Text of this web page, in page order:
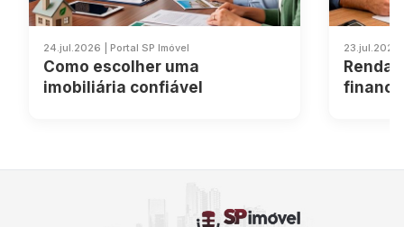
24.jul.2026 | Portal SP Imóvel
Como escolher uma
imobiliária confiável
23.jul.2026
Renda